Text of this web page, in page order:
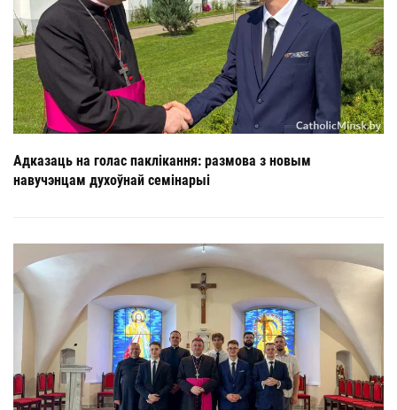
Адказаць на голас паклікання: размова з новым
навучэнцам духоўнай семінарыі